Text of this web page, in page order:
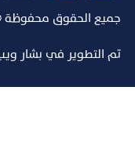
جميع الحقوق محفوظة ©
تم التطوير في بشار